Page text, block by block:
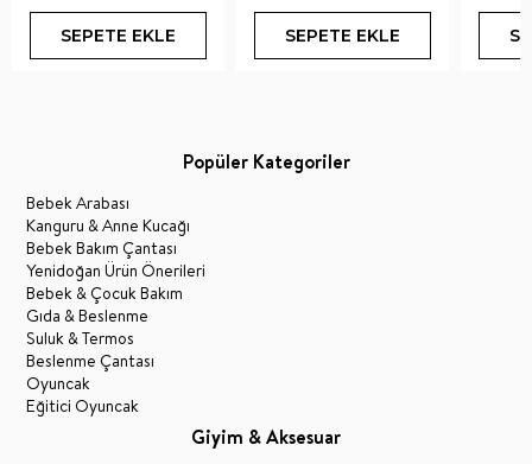
SEPETE EKLE SEPETE EKLE
Popüler Kategoriler
Bebek Arabası
Kanguru & Anne Kucağı
Bebek Bakım Çantası
Yenidoğan Ürün Önerileri
Bebek & Çocuk Bakım
Gıda & Beslenme
Suluk & Termos
Beslenme Çantası
Oyuncak
Eğitici Oyuncak
Giyim & Aksesuar